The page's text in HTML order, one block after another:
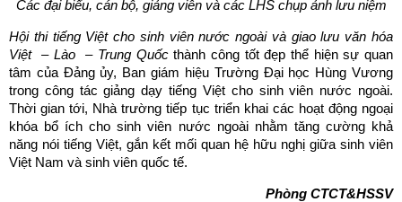
Các đại biểu, cán bộ, giảng viên và các LHS chụp ảnh lưu niệm
Hội thi tiếng Việt cho sinh viên nước ngoài và giao lưu văn hóa
Việt – Lào – Trung Quốcthành công tốt đẹp thể hiện sự quan
tâm của Đảng ủy, Ban giám hiệu Trường Đại học Hùng Vương
trong công tác giảng dạy tiếng Việt cho sinh viên nước ngoài.
Thời gian tới, Nhà trường tiếp tục triển khai các hoạt động ngoại
khóa bổ ích cho sinh viên nước ngoài nhằm tăng cường khả
năng nói tiếng Việt, gắn kết mối quan hệ hữu nghị giữa sinh viên
Việt Nam và sinh viên quốc tế.
Phòng CTCT&HSSV